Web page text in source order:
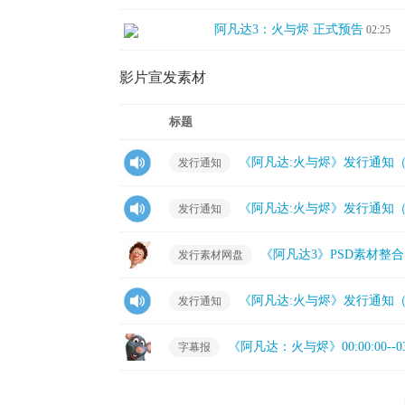
阿凡达3：火与烬 正式预告 02:25
影片宣发素材
标题
发行通知 《阿凡达:火与烬》发行通知
发行通知 《阿凡达:火与烬》发行通知
发行素材网盘 《阿凡达3》PSD素材整合
发行通知 《阿凡达:火与烬》发行通知
字幕报 《阿凡达：火与烬》00:00:00--